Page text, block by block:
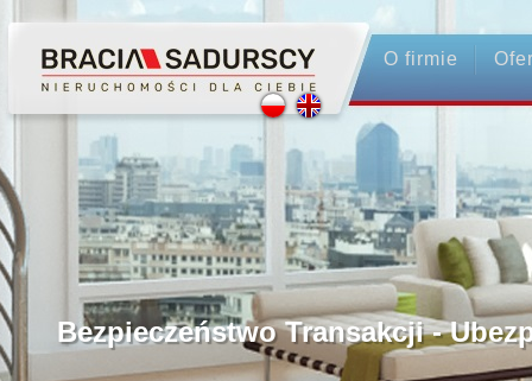
O firmie
Profesjonalne Pośrednictwo
Bezpieczeństwo Transakcji -